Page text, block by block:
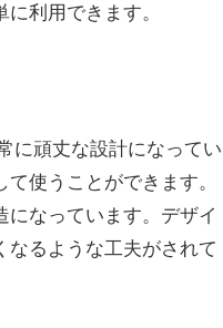
利用できます。
に頑丈な設計になってい
使うことができます。
になっています。デザイ
なるような工夫がされて